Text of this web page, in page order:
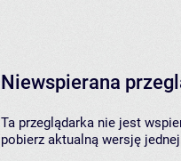
Niewspierana
Ta przeglądarka nie jest
pobierz aktualną wersję